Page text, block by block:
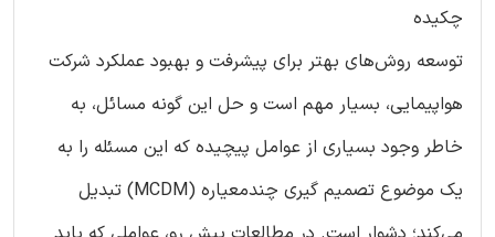
چکیده
توسعه روش‌های بهتر برای پیشرفت و بهبود عملکرد شرکت
هواپیمایی، بسیار مهم است و حل این گونه مسائل، به
خاطر وجود بسیاری از عوامل پیچیده که این مسئله را به
یک موضوع تصمیم گیری چندمعیاره (MCDM) تبدیل